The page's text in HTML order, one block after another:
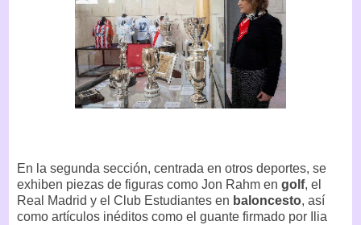
En la segunda sección, centrada en otros deportes, se
exhiben piezas de figuras como Jon Rahm en golf, el
Real Madrid y el Club Estudiantes en baloncesto, así
como artículos inéditos como el guante firmado por Ilia